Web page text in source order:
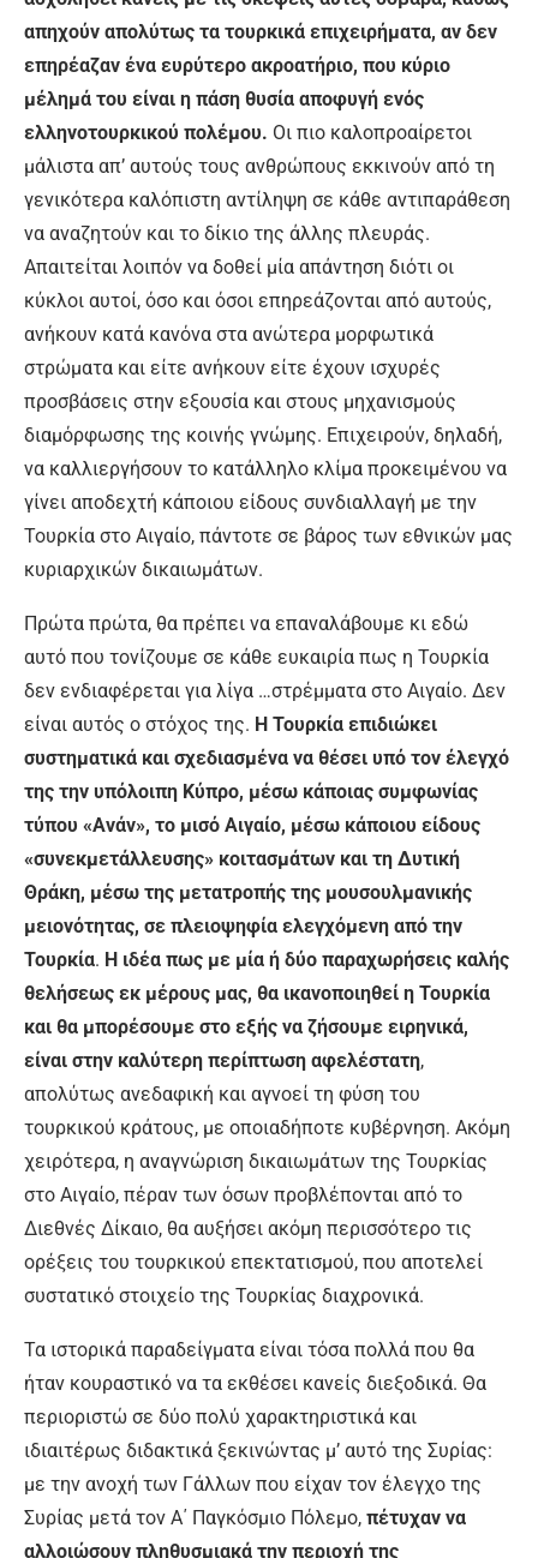
απηχούν απολύτως τα τουρκικά επιχειρήματα, αν δεν
επηρέαζαν ένα ευρύτερο ακροατήριο, που κύριο
μέλημά του είναι η πάση θυσία αποφυγή ενός
ελληνοτουρκικού πολέμου. Οι πιο καλοπροαίρετοι
μάλιστα απ’ αυτούς τους ανθρώπους εκκινούν από τη
γενικότερα καλόπιστη αντίληψη σε κάθε αντιπαράθεση
να αναζητούν και το δίκιο της άλλης πλευράς.
Απαιτείται λοιπόν να δοθεί μία απάντηση διότι οι
κύκλοι αυτοί, όσο και όσοι επηρεάζονται από αυτούς,
ανήκουν κατά κανόνα στα ανώτερα μορφωτικά
στρώματα και είτε ανήκουν είτε έχουν ισχυρές
προσβάσεις στην εξουσία και στους μηχανισμούς
διαμόρφωσης της κοινής γνώμης. Επιχειρούν, δηλαδή,
να καλλιεργήσουν το κατάλληλο κλίμα προκειμένου να
γίνει αποδεχτή κάποιου είδους συνδιαλλαγή με την
Τουρκία στο Αιγαίο, πάντοτε σε βάρος των εθνικών μας
κυριαρχικών δικαιωμάτων.
Πρώτα πρώτα, θα πρέπει να επαναλάβουμε κι εδώ
αυτό που τονίζουμε σε κάθε ευκαιρία πως η Τουρκία
δεν ενδιαφέρεται για λίγα …στρέμματα στο Αιγαίο. Δεν
είναι αυτός ο στόχος της. Η Τουρκία επιδιώκει
συστηματικά και σχεδιασμένα να θέσει υπό τον έλεγχό
της την υπόλοιπη Κύπρο, μέσω κάποιας συμφωνίας
τύπου «Ανάν», το μισό Αιγαίο, μέσω κάποιου είδους
«συνεκμετάλλευσης» κοιτασμάτων και τη Δυτική
Θράκη, μέσω της μετατροπής της μουσουλμανικής
μειονότητας, σε πλειοψηφία ελεγχόμενη από την
Τουρκία. Η ιδέα πως με μία ή δύο παραχωρήσεις καλής
θελήσεως εκ μέρους μας, θα ικανοποιηθεί η Τουρκία
και θα μπορέσουμε στο εξής να ζήσουμε ειρηνικά,
είναι στην καλύτερη περίπτωση αφελέστατη,
απολύτως ανεδαφική και αγνοεί τη φύση του
τουρκικού κράτους, με οποιαδήποτε κυβέρνηση. Ακόμη
χειρότερα, η αναγνώριση δικαιωμάτων της Τουρκίας
στο Αιγαίο, πέραν των όσων προβλέπονται από το
Διεθνές Δίκαιο, θα αυξήσει ακόμη περισσότερο τις
ορέξεις του τουρκικού επεκτατισμού, που αποτελεί
συστατικό στοιχείο της Τουρκίας διαχρονικά.
Τα ιστορικά παραδείγματα είναι τόσα πολλά που θα
ήταν κουραστικό να τα εκθέσει κανείς διεξοδικά. Θα
περιοριστώ σε δύο πολύ χαρακτηριστικά και
ιδιαιτέρως διδακτικά ξεκινώντας μ’ αυτό της Συρίας:
με την ανοχή των Γάλλων που είχαν τον έλεγχο της
Συρίας μετά τον Α΄ Παγκόσμιο Πόλεμο, πέτυχαν να
αλλοιώσουν πληθυσμιακά την περιοχή της